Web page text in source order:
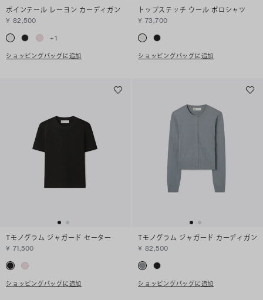
ポインテール レーヨン カーディガン
¥ 82,500
+1
ショッピングバッグに追加
トップステッチ ウール ポロシャツ
¥ 73,700
ショッピングバッグに追加
Tモノグラム ジャガード セーター
¥ 71,500
ショッピングバッグに追加
Tモノグラム ジャガード カーディガン
¥ 82,500
ショッピングバッグに追加